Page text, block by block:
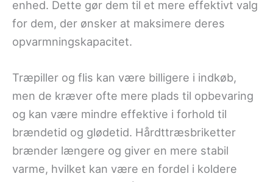
enhed. Dette gør dem til et mere effektivt valg
for dem, der ønsker at maksimere deres
opvarmningskapacitet.
Træpiller og flis kan være billigere i indkøb,
men de kræver ofte mere plads til opbevaring
og kan være mindre effektive i forhold til
brændetid og glødetid. Hårdttræsbriketter
brænder længere og giver en mere stabil
varme, hvilket kan være en fordel i koldere